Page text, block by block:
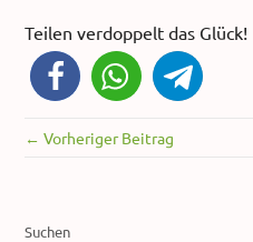
Teilen verdoppelt das Glück!
← Vorheriger Beitrag
Suchen